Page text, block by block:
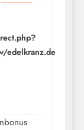
edelkranz.de